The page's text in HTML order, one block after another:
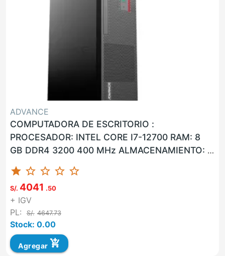
ADVANCE
COMPUTADORA DE ESCRITORIO :
PROCESADOR: INTEL CORE I7-12700 RAM: 8
GB DDR4 3200 400 MHz ALMACENAMIENTO: 1
TB M.2 SSD LAN: SI WLAN: SI USB: SI VGA: SI ...
star star_border star_border star_border star_border
S/. 4041 .50
+ IGV
PL:
S/. 4647.73
Stock: 0.00
Agregar add_shopping_cart